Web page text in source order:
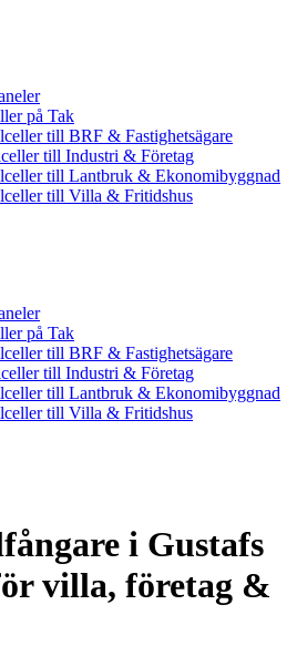
på Tak
till BRF & Fastighetsägare
till Industri & Företag
till Lantbruk & Ekonomibyggnad
till Villa & Fritidshus
på Tak
till BRF & Fastighetsägare
till Industri & Företag
till Lantbruk & Ekonomibyggnad
till Villa & Fritidshus
i Gustafs
villa, företag &